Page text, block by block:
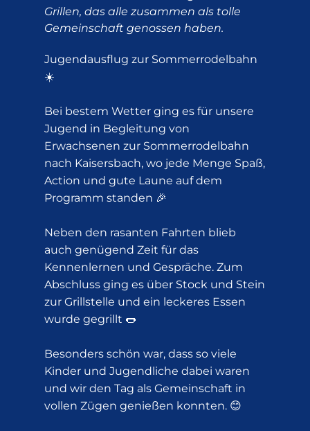
Grillen, das alle zusammen als tolle
Gemeinschaft genossen haben.
Jugendausflug zur Sommerrodelbahn
☀️
Bei bestem Wetter ging es für unsere
Jugend in Begleitung von
Erwachsenen zur Sommerrodelbahn
nach Kaisersbach, wo jede Menge Spaß,
Action und gute Laune auf dem
Programm standen 🎉
Neben den rasanten Fahrten blieb
auch genügend Zeit für das
Kennenlernen und Gespräche. Zum
Abschluss ging es über Stock und Stein
zur Grillstelle und ein leckeres Essen
wurde gegrillt 🌭
Besonders schön war, dass so viele
Kinder und Jugendliche dabei waren
und wir den Tag als Gemeinschaft in
vollen Zügen genießen konnten. 😊